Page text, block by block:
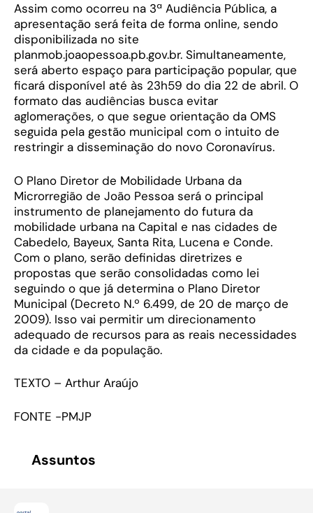
Assim como ocorreu na 3ª Audiência Pública, a
apresentação será feita de forma online, sendo
disponibilizada no site
planmob.joaopessoa.pb.gov.br. Simultaneamente,
será aberto espaço para participação popular, que
ficará disponível até às 23h59 do dia 22 de abril. O
formato das audiências busca evitar
aglomerações, o que segue orientação da OMS
seguida pela gestão municipal com o intuito de
restringir a disseminação do novo Coronavírus.
O Plano Diretor de Mobilidade Urbana da
Microrregião de João Pessoa será o principal
instrumento de planejamento do futura da
mobilidade urbana na Capital e nas cidades de
Cabedelo, Bayeux, Santa Rita, Lucena e Conde.
Com o plano, serão definidas diretrizes e
propostas que serão consolidadas como lei
seguindo o que já determina o Plano Diretor
Municipal (Decreto N.º 6.499, de 20 de março de
2009). Isso vai permitir um direcionamento
adequado de recursos para as reais necessidades
da cidade e da população.
TEXTO – Arthur Araújo
FONTE -PMJP
Assuntos